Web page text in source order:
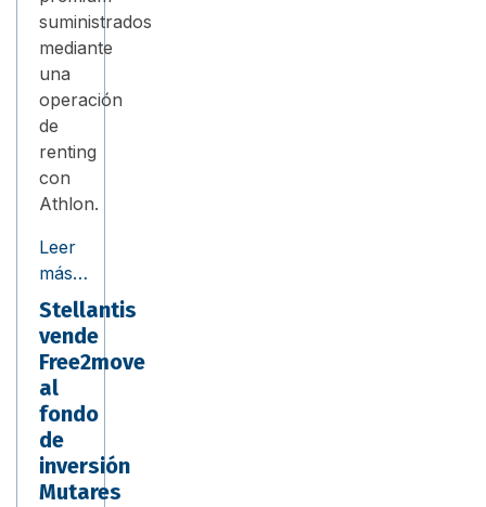
suministrados
mediante
una
operación
de
renting
con
Athlon.
Leer
más…
Stellantis
vende
Free2move
al
fondo
de
inversión
Mutares